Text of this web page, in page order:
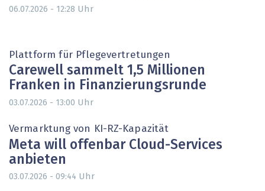
06.07.2026 - 12:28 Uhr
Plattform für Pflegevertretungen
Carewell sammelt 1,5 Millionen
Franken in Finanzierungsrunde
03.07.2026 - 13:00 Uhr
Vermarktung von KI-RZ-Kapazität
Meta will offenbar Cloud-Services
anbieten
03.07.2026 - 09:44 Uhr